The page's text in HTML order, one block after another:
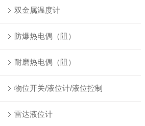
双金属温度计
防爆热电偶（阻）
耐磨热电偶（阻）
物位开关/液位计/液位控制
雷达液位计